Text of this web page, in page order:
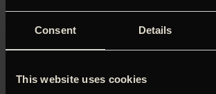
Consent Details
This website uses cookies